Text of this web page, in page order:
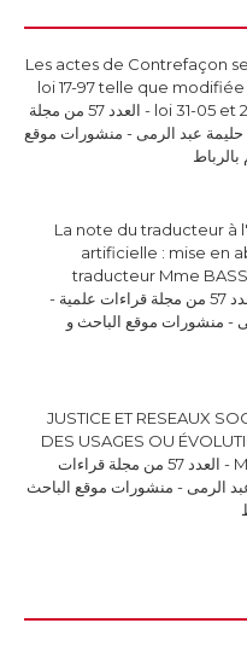
Les actes de Contrefaçon
loi 17-97 telle que
loi 31-05 et 23-13 MEHDI EDDIANI - العدد 57 من مجلة
حليمة عبد الرمى - منشورات موقع
La note du traducteur à
artificielle : mise en
traducteur Mme
MELLOUKI Ismail - العدد 57 من مجلة قراءات علمية -
- منشورات موقع الباحث و
JUSTICE ET RESEAUX
DES USAGES OU
Mme Malika ZITOUNY - العدد 57 من مجلة قراءات
الرمى - منشورات موقع الباحث